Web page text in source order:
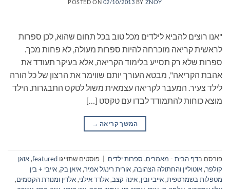
POSTED ON 02/10/2013 BY ZNOY
"אנו רוצים להביא לילדים מכל טוב בכל תחום שהוא, לכן ספרות
לראשית קריאה מוכרחה להיות ספרות מעולה, לא פחות מכך.
ספרות שלא רק תסייע בלימוד הקריאה, אלא בעיקר תעודד את
אהבת הקריאה", מבטא העורך יותם שווימר את הרצון של כל הורה
לילד צעיר. המעבר לקריאה עצמאית משול לטקס התבגרות. הילד
מוצא כוחות להתמודד לבדו עם טקסט […]
המשך קריאה →
פורסם בדף הבית - מאמרים, ספרות ילדים פוסטים שתוייגו featured
,אואן
קולפר,אוטוליין והחתולה הצהובה,אורית רינגל אמיר,איאן בק,אייבי + בין
מטפלות בשמרטפית,אייבי ובין,אינה קצב,אלדד אילני,אלדין ומנורת הקסמים,